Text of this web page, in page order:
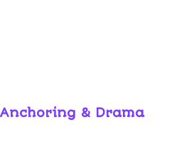
(Anchoring & Drama